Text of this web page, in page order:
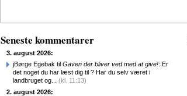
Seneste kommentarer
3. august 2026:
jBørge Egebak til Gaven der bliver ved med at give!: Er
det noget du har læst dig til ? Har du selv været i
landbruget og... (kl. 11:13)
2. august 2026: